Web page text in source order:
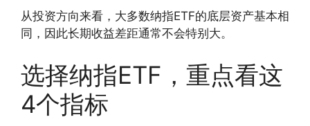
从投资方向来看，大多数纳指ETF的底层资产基本相
同，因此长期收益差距通常不会特别大。
选择纳指ETF，重点看这
4个指标